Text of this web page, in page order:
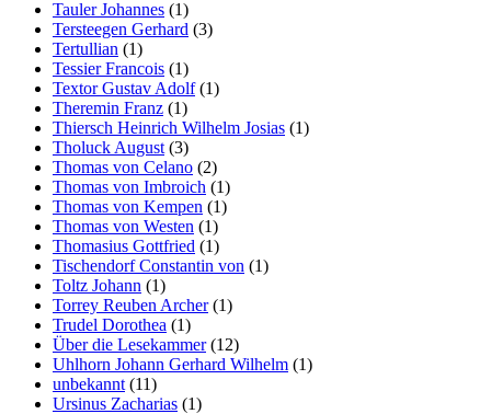
Tauler Johannes (1)
Tersteegen Gerhard (3)
Tertullian (1)
Tessier Francois (1)
Textor Gustav Adolf(1)
Theremin Franz (1)
Thiersch Heinrich Wilhelm Josias (1)
Tholuck August (3)
Thomas von Celano (2)
Thomas von Imbroich (1)
Thomas von Kempen (1)
Thomas von Westen (1)
Thomasius Gottfried (1)
Tischendorf Constantin von (1)
Toltz Johann (1)
Torrey Reuben Archer(1)
Trudel Dorothea (1)
Über die Lesekammer(12)
Uhlhorn Johann Gerhard Wilhelm (1)
unbekannt (11)
Ursinus Zacharias (1)